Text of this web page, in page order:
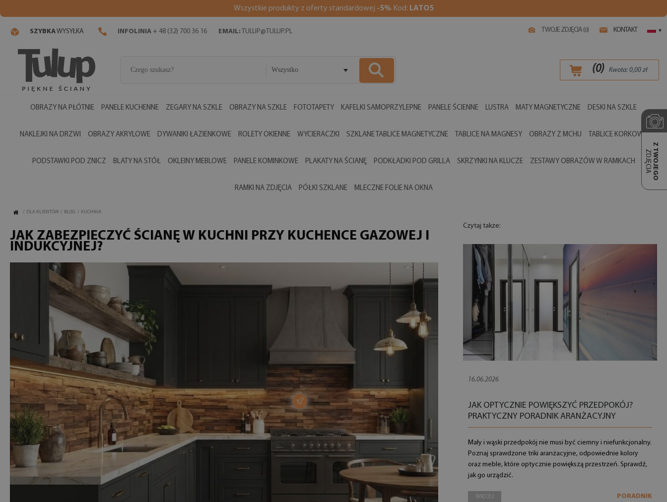
Wszystkie produkty z oferty standardowej -5% Kod: LATO5
TWOJE ZDJĘCIA (0) KONTAKT ▾
SZYBKAWYSYŁKA INFOLINIA + 48 (32) 700 36 16 EMAIL: TULUP@TULUP.PL
Wszystko (0) Kwota: 0,00zł
OBRAZY NA PŁÓTNIE PANELE KUCHENNE ZEGARY NA SZKLE OBRAZY NA SZKLE FOTOTAPETY KAFELKI SAMOPRZYLEPNE PANELE ŚCIENNE LUSTRA MATY MAGNETYCZNE DESKI NA SZKLE
NAKLEJKI NA DRZWI OBRAZY AKRYLOWE DYWANIKI ŁAZIENKOWE ROLETY OKIENNE WYCIERACZKI SZKLANE TABLICE MAGNETYCZNE TABLICE NA MAGNESY OBRAZY Z MCHU TABLICE KORKOWE
PODSTAWKI POD ZNICZ BLATY NA STÓŁ OKLEINY MEBLOWE PANELE KOMINKOWE PLAKATY NA ŚCIANĘ PODKŁADKI POD GRILLA SKRZYNKI NA KLUCZE ZESTAWY OBRAZÓW W RAMKACH
RAMKI NA ZDJĘCIA PÓŁKI SZKLANE MLECZNE FOLIE NA OKNA
Z TWOJEGO
ZDJĘCIA
/ DLA KLIENTÓW / BLOG / KUCHNIA
JAK ZABEZPIECZYĆ ŚCIANĘ W KUCHNI PRZY KUCHENCE GAZOWEJ I
INDUKCYJNEJ?
Czytaj także:
16.06.2026
JAK OPTYCZNIE POWIĘKSZYĆ PRZEDPOKÓJ?
PRAKTYCZNY PORADNIK ARANŻACYJNY
Mały i wąski przedpokój nie musi być ciemny i niefunkcjonalny.
Poznaj sprawdzone triki aranżacyjne, odpowiednie kolory
oraz meble, które optycznie powiększą przestrzeń. Sprawdź,
jak go urządzić.
WIĘCEJ PORADNIK